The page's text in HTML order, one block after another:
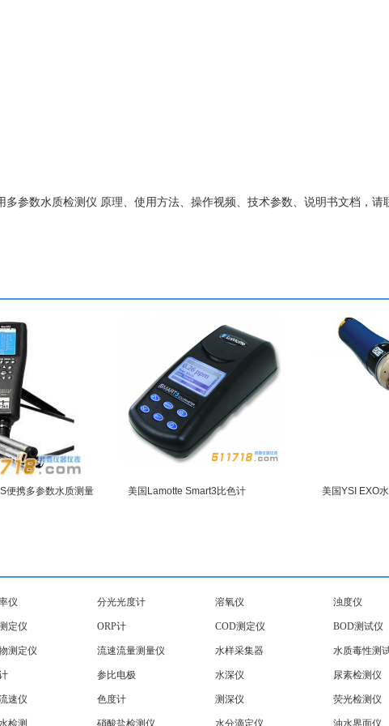
参数水质检测仪 原理、使用方法、操作视频、技术参数、说明书文档，请
便携多参数水质测量
美国Lamotte Smart3比色计 美国YSI EXO
仪 分光光度计 溶氧仪 浊度仪
定仪 ORP计 COD测定仪 BOD测试仪
测定仪 流速流量测量仪 水样采集器 水质毒性测
参比电极 水深仪 尿素检测仪
速仪 色度计 测深仪 荧光检测仪
检测 硝酸盐检测仪 水分滴定仪 油水界面仪